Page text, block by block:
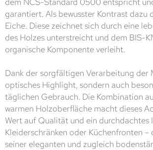
garantiert. Als bewusster Kontrast
Eiche. Diese zeichnet sich durch eine
des Holzes unterstreicht und dem BIS-
organische Komponente verleiht.
Dank der sorgfältigen Verarbeitung
optisches Highlight, sondern auch
täglichen Gebrauch. Die Kombination
warmen Holzoberfläche macht dieses
Wert auf Qualität und ein
Kleiderschränken oder Küchenfronten
seiner eleganten und zugleich